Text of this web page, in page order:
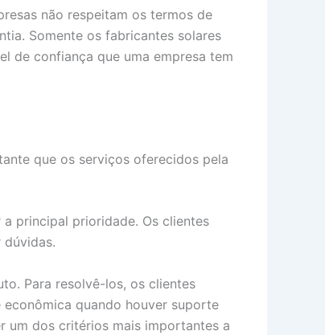
não respeitam os termos de
Somente os fabricantes solares
de confiança que uma empresa tem
que os serviços oferecidos pela
principal prioridade. Os clientes
Para resolvê-los, os clientes
quando houver suporte
um dos critérios mais importantes a